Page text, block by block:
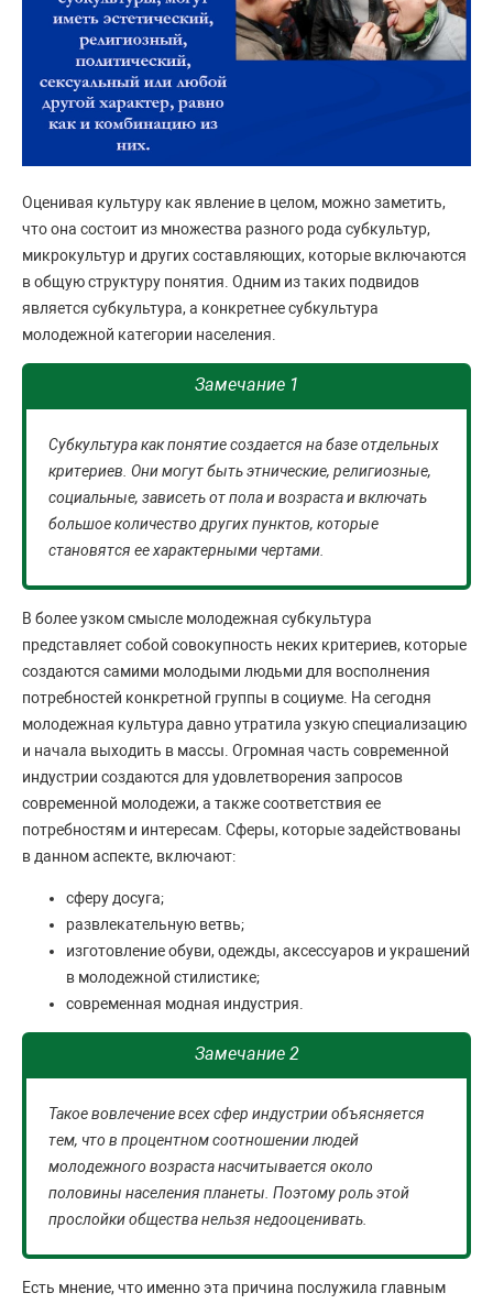
Оценивая культуру как явление в целом, можно заметить,
что она состоит из множества разного рода субкультур,
микрокультур и других составляющих, которые включаются
в общую структуру понятия. Одним из таких подвидов
является субкультура, а конкретнее субкультура
молодежной категории населения.
Замечание 1
Субкультура как понятие создается на базе отдельных
критериев. Они могут быть этнические, религиозные,
социальные, зависеть от пола и возраста и включать
большое количество других пунктов, которые
становятся ее характерными чертами.
В более узком смысле молодежная субкультура
представляет собой совокупность неких критериев, которые
создаются самими молодыми людьми для восполнения
потребностей конкретной группы в социуме. На сегодня
молодежная культура давно утратила узкую специализацию
и начала выходить в массы. Огромная часть современной
индустрии создаются для удовлетворения запросов
современной молодежи, а также соответствия ее
потребностям и интересам. Сферы, которые задействованы
в данном аспекте, включают:
сферу досуга;
развлекательную ветвь;
изготовление обуви, одежды, аксессуаров и украшений
в молодежной стилистике;
современная модная индустрия.
Замечание 2
Такое вовлечение всех сфер индустрии объясняется
тем, что в процентном соотношении людей
молодежного возраста насчитывается около
половины населения планеты. Поэтому роль этой
прослойки общества нельзя недооценивать.
Есть мнение, что именно эта причина послужила главным